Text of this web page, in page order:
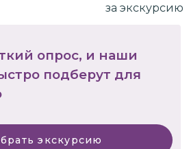
за экскурсию
опрос, и наши
подберут для
экскурсию